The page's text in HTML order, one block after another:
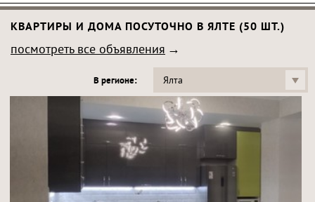
КВАРТИРЫ И ДОМА ПОСУТОЧНО В ЯЛТЕ (50 ШТ.)
посмотреть все объявления
В регионе: Ялта